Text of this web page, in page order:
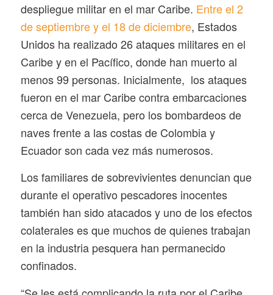
despliegue militar en el mar Caribe. Entre el 2
de septiembre y el 18 de diciembre, Estados
Unidos ha realizado 26 ataques militares en el
Caribe y en el Pacífico, donde han muerto al
menos 99 personas. Inicialmente, los ataques
fueron en el mar Caribe contra embarcaciones
cerca de Venezuela, pero los bombardeos de
naves frente a las costas de Colombia y
Ecuador son cada vez más numerosos.
Los familiares de sobrevivientes denuncian que
durante el operativo pescadores inocentes
también han sido atacados y uno de los efectos
colaterales es que muchos de quienes trabajan
en la industria pesquera han permanecido
confinados.